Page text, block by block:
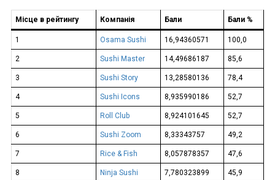
Місце в рейтингу Компанія Бали Бали %
1 Osama Sushi 16,94360571 100,0
2 Sushi Master 14,49686187 85,6
3 Sushi Story 13,28580136 78,4
4 Sushi Icons 8,935990186 52,7
5 Roll Club 8,924101645 52,7
6 Sushi Zoom 8,33343757 49,2
7 Riсe & Fish 8,057878357 47,6
8 Ninja Sushi 7,780323899 45,9